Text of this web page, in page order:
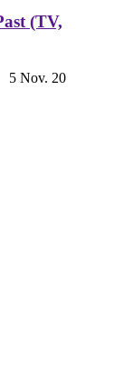
(TV,
5 Nov. 20